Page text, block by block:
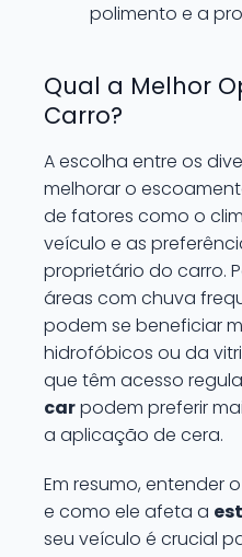
polimento e a
Qual a Melhor
Carro?
A escolha entre os
melhorar o
de fatores como o
veículo e as
proprietário do carro.
áreas com chuva
podem se beneficiar
hidrofóbicos ou da
que têm acesso
carpodem preferir
a aplicação de cera.
Em resumo, entender
e como ele afeta a
seu veículo é crucial